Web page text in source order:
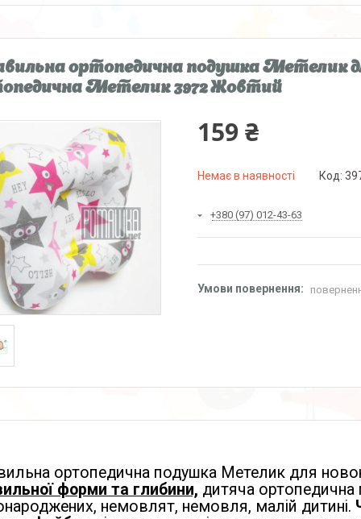
ортопедична подушка Метелик
Метелик 3972 Жовтий
159 ₴
Немає в наявності Код:
+380 (97) 012-43-63
ортопедична подушка Метелик для
форми та глибини, дитяча
немовлят, немовля, малій дитині.